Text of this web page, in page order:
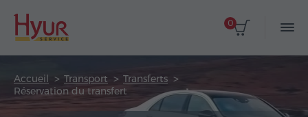
0
Accueil Transport
Transferts
Réservation du transfert